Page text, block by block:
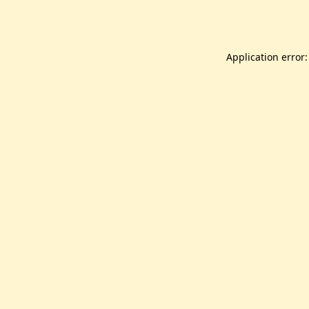
Application